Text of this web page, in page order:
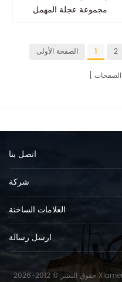
مجموعة عجلة المهمل
الصفحة الأولى 1 2
الصفحات
اتصل بنا
شركة
العلامات الساخنة
ارسل رسالة
حقوق النشر © 2012-2026 Xiamen Yintai Machinery Co., Ltd. كل الحقوق